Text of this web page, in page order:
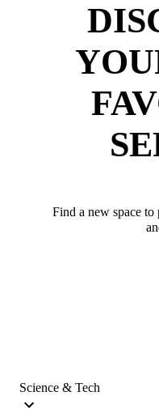
Find a new space
Science & Tech